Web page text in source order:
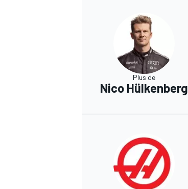
Plus de
Nico Hülkenberg